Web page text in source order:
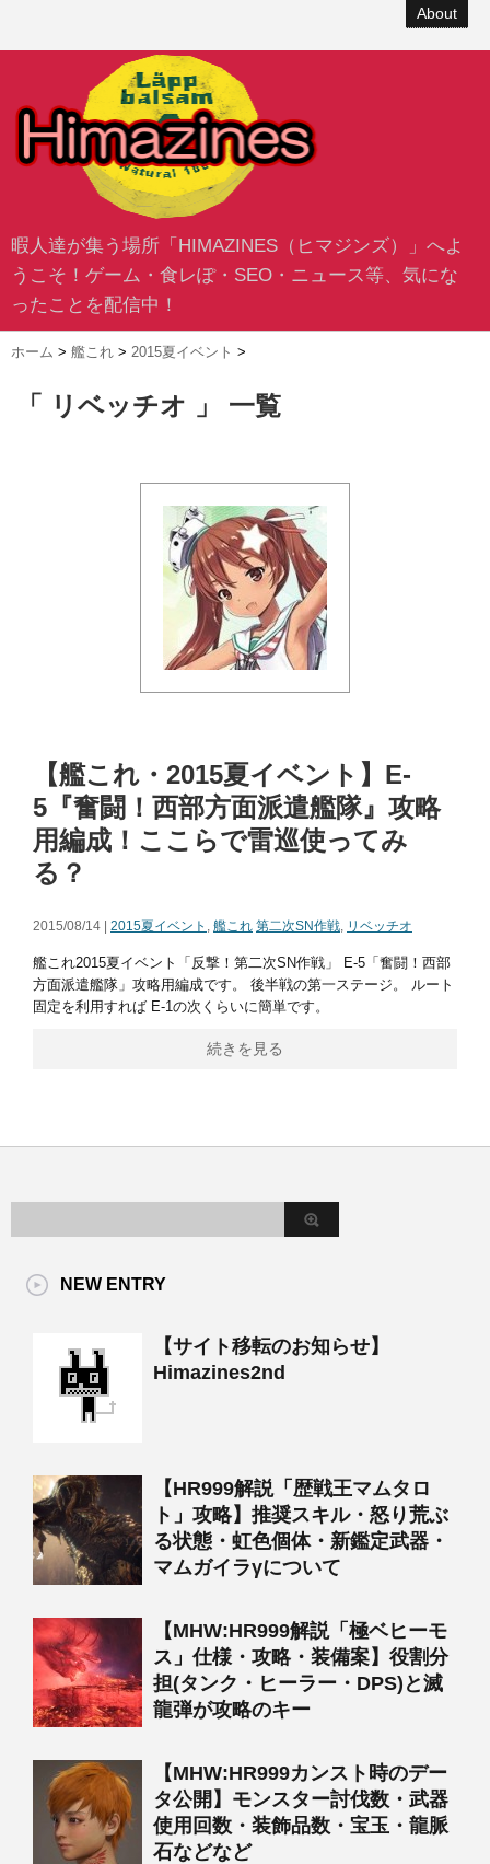
About
暇人達が集う場所「HIMAZINES（ヒマジンズ）」へよ
うこそ！ゲーム・食レぽ・SEO・ニュース等、気にな
ったことを配信中！
ホーム > 艦これ > 2015夏イベント >
「 リベッチオ 」 一覧
【艦これ・2015夏イベント】E-
5『奮闘！西部方面派遣艦隊』攻略
用編成！ここらで雷巡使ってみ
る？
2015/08/14 | 2015夏イベント , 艦これ 第二次SN作戦, リベッチオ
艦これ2015夏イベント「反撃！第二次SN作戦」 E-5「奮闘！西部
方面派遣艦隊」攻略用編成です。 後半戦の第一ステージ。 ルート
固定を利用すれば E-1の次くらいに簡単です。
続きを見る
NEW ENTRY
【サイト移転のお知らせ】
Himazines2nd
【HR999解説「歴戦王マムタロ
ト」攻略】推奨スキル・怒り荒ぶ
る状態・虹色個体・新鑑定武器・
マムガイラγについて
【MHW:HR999解説「極ベヒーモ
ス」仕様・攻略・装備案】役割分
担(タンク・ヒーラー・DPS)と滅
龍弾が攻略のキー
【MHW:HR999カンスト時のデー
タ公開】モンスター討伐数・武器
使用回数・装飾品数・宝玉・龍脈
石などなど